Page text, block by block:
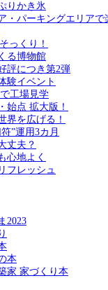
りかき氷
・パーキングエリアで
っくり！
る博物館
評につき第2弾
験イベント
工場見学
始点 拡大版！
界を広げる！
”運用3カ月
丈夫？
心地よく
フレッシュ
2023
本
家 家づくり本